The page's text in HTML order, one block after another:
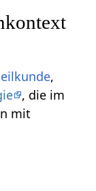
,
, die im
mit